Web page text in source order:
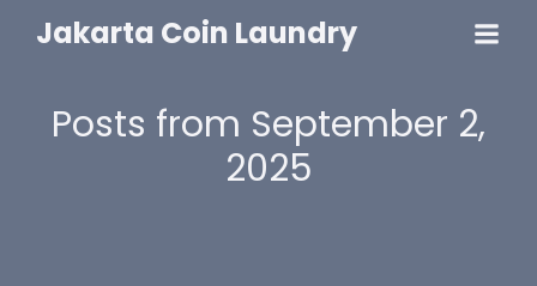
Jakarta Coin Laundry
Posts from September 2,
2025